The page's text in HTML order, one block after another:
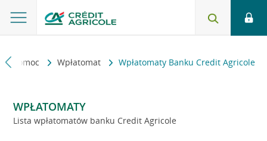
i pomoc Wpłatomat Wpłatomaty Banku Credit Agricole
WPŁATOMATY
Lista wpłatomatów banku Credit Agricole